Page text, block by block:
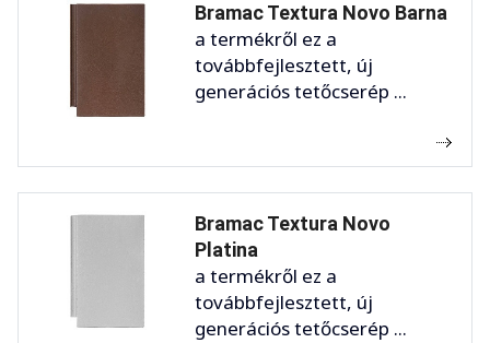
Bramac Textura Novo Barna
a termékről ez a
továbbfejlesztett, új
generációs tetőcserép ...
Bramac Textura Novo
Platina
a termékről ez a
továbbfejlesztett, új
generációs tetőcserép ...